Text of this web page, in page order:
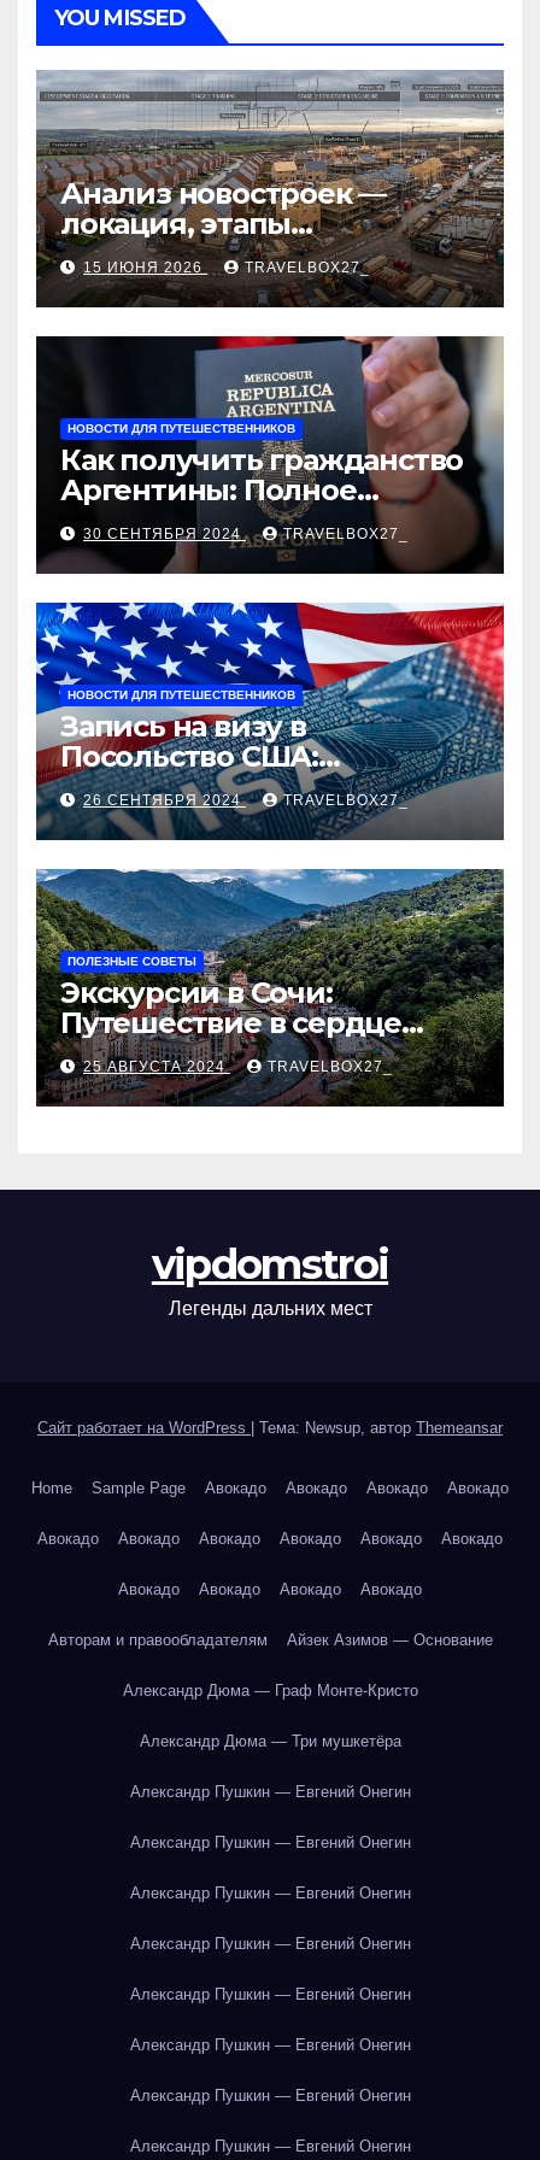
YOU MISSED
Анализ новостроек —
локация, этапы
строительства, проверка
застройщика, сценарии
оформления сделки и
рыночные ориентиры
15 ИЮНЯ 2026 TRAVELBOX27_
НОВОСТИ ДЛЯ ПУТЕШЕСТВЕННИКОВ
Как получить гражданство
Аргентины: Полное
руководство
30 СЕНТЯБРЯ 2024 TRAVELBOX27_
НОВОСТИ ДЛЯ ПУТЕШЕСТВЕННИКОВ
Запись на визу в
Посольство США:
Пошаговое руководство
26 СЕНТЯБРЯ 2024 TRAVELBOX27_
ПОЛЕЗНЫЕ СОВЕТЫ
Экскурсии в Сочи:
Путешествие в сердце
Черноморского курорта
25 АВГУСТА 2024 TRAVELBOX27_
vipdomstroi
Легенды дальних мест
Сайт работает на WordPress Тема: Newsup, автор Themeansar
Home Sample Page Авокадо Авокадо Авокадо Авокадо
Авокадо Авокадо Авокадо Авокадо Авокадо Авокадо
Авокадо Авокадо Авокадо Авокадо
Авторам и правообладателям Айзек Азимов — Основание
Александр Дюма — Граф Монте-Кристо
Александр Дюма — Три мушкетёра
Александр Пушкин — Евгений Онегин
Александр Пушкин — Евгений Онегин
Александр Пушкин — Евгений Онегин
Александр Пушкин — Евгений Онегин
Александр Пушкин — Евгений Онегин
Александр Пушкин — Евгений Онегин
Александр Пушкин — Евгений Онегин
Александр Пушкин — Евгений Онегин